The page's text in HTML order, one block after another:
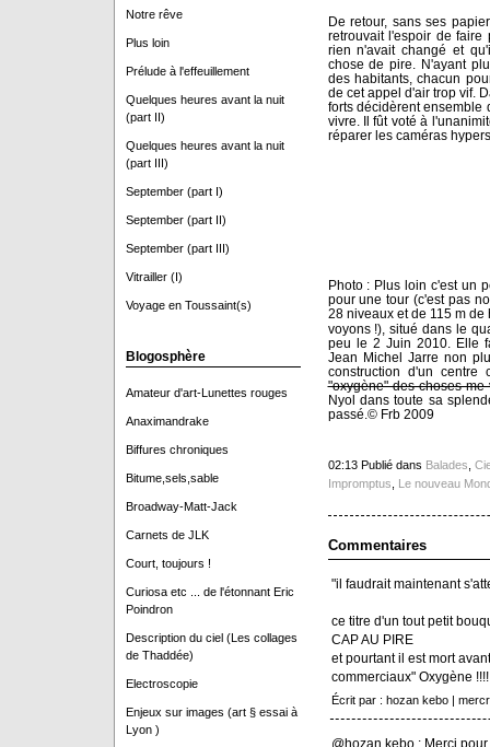
Notre rêve
Plus loin
Prélude à l'effeuillement
Quelques heures avant la nuit
(part II)
Quelques heures avant la nuit
(part III)
September (part I)
September (part II)
September (part III)
Vitrailler (I)
Voyage en Toussaint(s)
Blogosphère
Amateur d'art-Lunettes rouges
Anaximandrake
Biffures chroniques
Bitume,sels,sable
Broadway-Matt-Jack
Carnets de JLK
Court, toujours !
Curiosa etc ... de l'étonnant Eric
Poindron
Description du ciel (Les collages
de Thaddée)
Electroscopie
Enjeux sur images (art § essai à
Lyon )
De retour, sans ses
retrouvait l'espoir de faire
rien n'avait changé et
chose de pire. N'ayant
des habitants, chacun
de cet appel d'air trop vif.
forts décidèrent ensemble
vivre. Il fût voté à
réparer les caméras
Photo : Plus loin c'est un
pour une tour (c'est pas
28 niveaux et de 115 m
voyons !), situé dans le
peu le 2 Juin 2010. Elle
Jean Michel Jarre non
construction d'un centre
"oxygène" des choses
Nyol dans toute sa
passé.© Frb 2009
02:13 Publié dans Balades
Impromptus
Le nouveau
Commentaires
"il faudrait maintenant
ce titre d'un tout petit
CAP AU PIRE
et pourtant il est mort
commerciaux" Oxygène
Écrit par : hozan kebo |
@hozan kebo : Merci